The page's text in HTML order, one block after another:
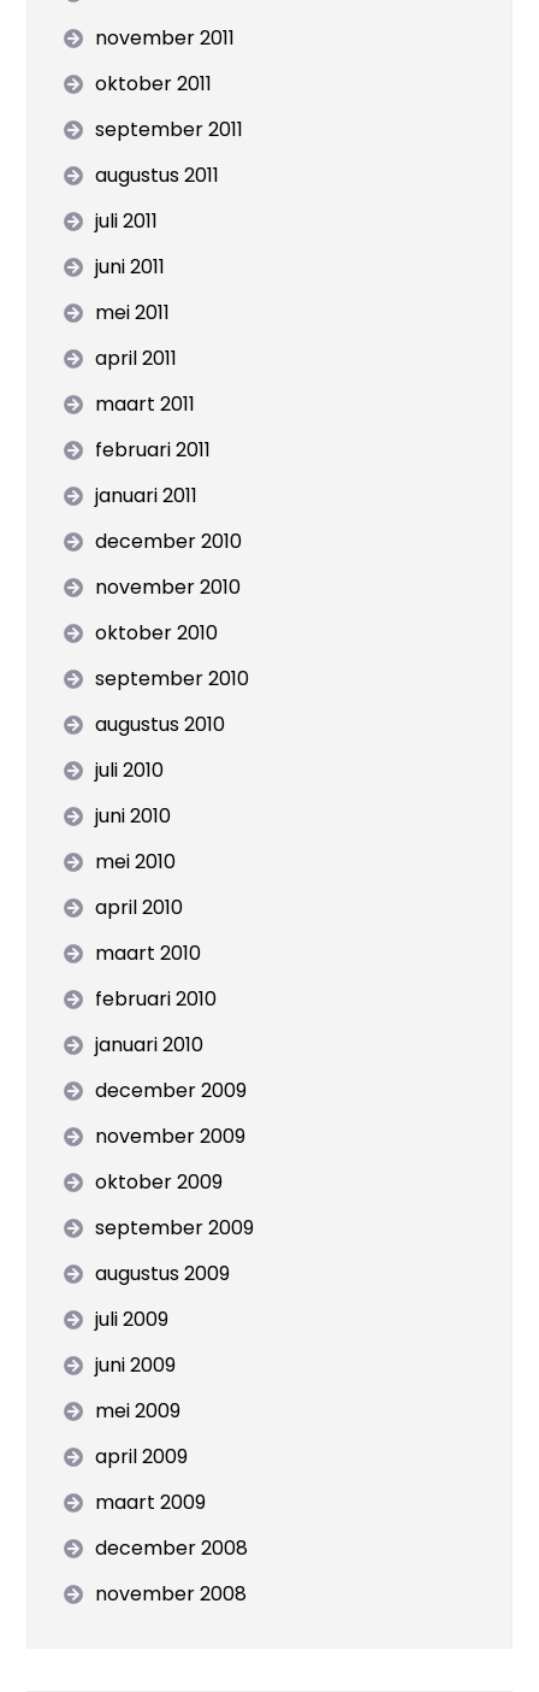
november 2011
oktober 2011
september 2011
augustus 2011
juli 2011
juni 2011
mei 2011
april 2011
maart 2011
februari 2011
januari 2011
december 2010
november 2010
oktober 2010
september 2010
augustus 2010
juli 2010
juni 2010
mei 2010
april 2010
maart 2010
februari 2010
januari 2010
december 2009
november 2009
oktober 2009
september 2009
augustus 2009
juli 2009
juni 2009
mei 2009
april 2009
maart 2009
december 2008
november 2008